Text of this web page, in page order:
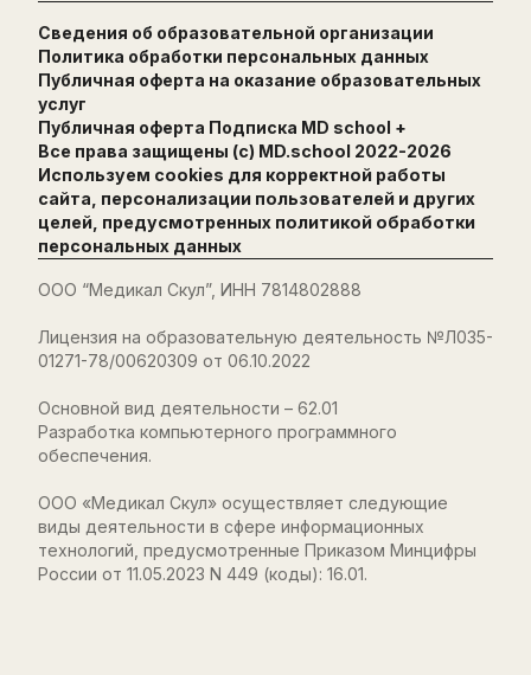
Сведения об образовательной организации
Политика обработки персональных данных
Публичная оферта на оказание образовательных
услуг
Публичная оферта Подписка MD school +
Все права защищены (с) MD.school 2022-2026
Используем cookies для корректной работы
сайта, персонализации пользователей и других
целей, предусмотренных политикой обработки
персональных данных
ООО “Медикал Скул”, ИНН 7814802888
Лицензия на образовательную деятельность №Л035-
01271-78/00620309 от 06.10.2022
Основной вид деятельности – 62.01
Разработка компьютерного программного
обеспечения.
ООО «Медикал Скул» осуществляет следующие
виды деятельности в сфере информационных
технологий, предусмотренные Приказом Минцифры
России от 11.05.2023 N 449 (коды): 16.01.